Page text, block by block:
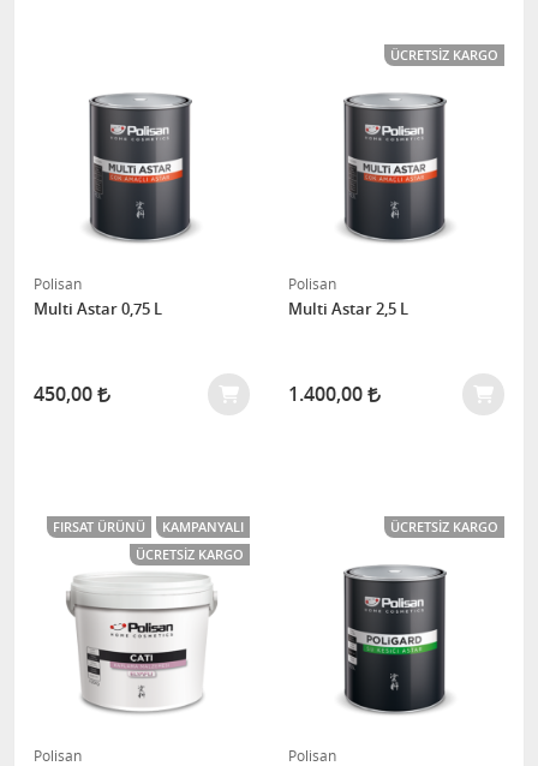
Polisan
Multi Astar 0,75 L
450,00
ÜCRETSIZ KARGO
Polisan
Multi Astar 2,5 L
1.400,00
FIRSAT ÜRÜNÜ
KAMPANYALI
ÜCRETSIZ KARGO
Polisan
ÜCRETSIZ KARGO
Polisan